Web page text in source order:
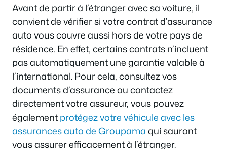
Avant de partir à l’étranger avec sa voiture, il
convient de vérifier si votre contrat d’assurance
auto vous couvre aussi hors de votre pays de
résidence. En effet, certains contrats n’incluent
pas automatiquement une garantie valable à
l’international. Pour cela, consultez vos
documents d’assurance ou contactez
directement votre assureur, vous pouvez
égalementprotégez votre véhicule avec les
assurances auto de Groupamaqui sauront
vous assurer efficacement à l’étranger.